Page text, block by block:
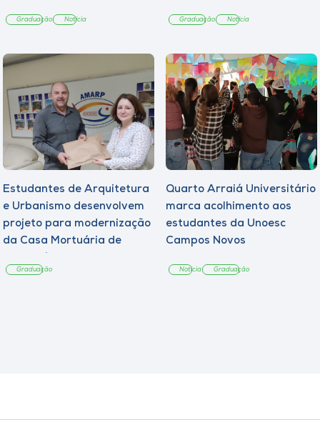
Graduação Notícia Graduação Notícia
Estudantes de Arquitetura
e Urbanismo desenvolvem
projeto para modernização
da Casa Mortuária de
Graduação
Quarto Arraiá Universitário
marca acolhimento aos
estudantes da Unoesc
Campos Novos
Notícia Graduação